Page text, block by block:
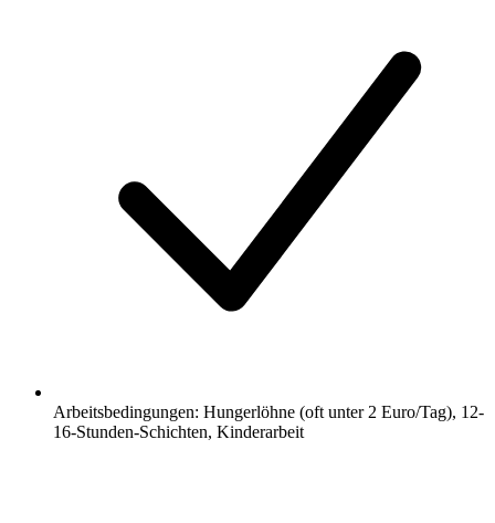
Arbeitsbedingungen: Hungerlöhne (oft unter 2 Euro/Tag), 12-
16-Stunden-Schichten, Kinderarbeit